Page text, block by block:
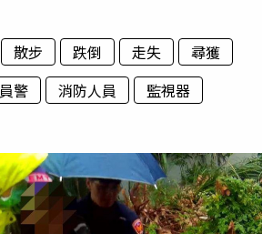
散步 跌倒 走失
尋獲
員警 消防人員
監視器